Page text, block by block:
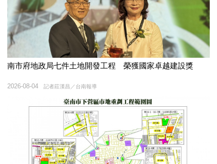
南市府地政局七件土地開發工程 榮獲國家卓越建設獎
記者莊漢昌／台南報導
2026-08-04